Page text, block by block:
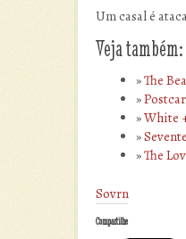
Um casal é
Veja também:
The
White
The
Sovrn
Compartilhe